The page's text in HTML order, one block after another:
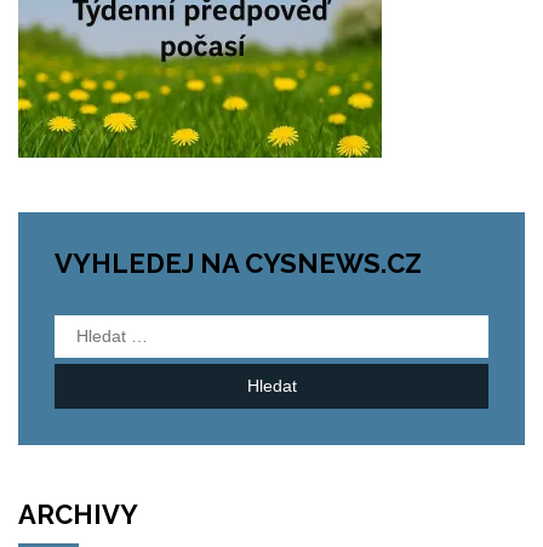
VYHLEDEJ NA CYSNEWS.CZ
Vyhledávání
ARCHIVY